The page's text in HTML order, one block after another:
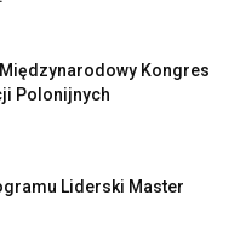
Kongres
Polonijnych
Liderski Master